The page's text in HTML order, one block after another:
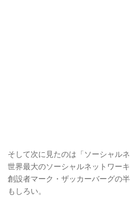
そして次に見たのは「ソーシャルネ
世界最大のソーシャルネットワーキ
創設者マーク・ザッカーバーグの
もしろい。